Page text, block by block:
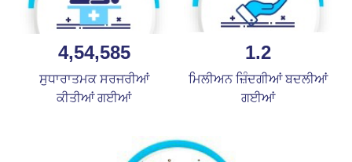
4,54,585
ਸੁਧਾਰਾਤਮਕ ਸਰਜਰੀਆਂ
ਕੀਤੀਆਂ ਗਈਆਂ
1.2
ਮਿਲੀਅਨ ਜ਼ਿੰਦਗੀਆਂ ਬਦਲੀਆਂ
ਗਈਆਂ